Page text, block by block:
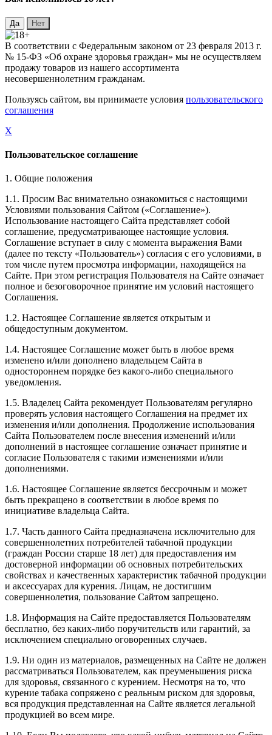
В соответствии с Федеральным законом от 23 февраля 2013 г.
№ 15-ФЗ «Об охране здоровья граждан» мы не осуществляем
продажу товаров из нашего ассортимента
несовершеннолетним гражданам.
Пользуясь сайтом, вы принимаете условия пользовательского
соглашения
X
Пользовательское соглашение
1. Общие положения
1.1. Просим Вас внимательно ознакомиться с настоящими
Условиями пользования Сайтом («Соглашение»).
Использование настоящего Сайта представляет собой
соглашение, предусматривающее настоящие условия.
Соглашение вступает в силу с момента выражения Вами
(далее по тексту «Пользователь») согласия с его условиями, в
том числе путем просмотра информации, находящейся на
Сайте. При этом регистрация Пользователя на Сайте означает
полное и безоговорочное принятие им условий настоящего
Соглашения.
1.2. Настоящее Соглашение является открытым и
общедоступным документом.
1.4. Настоящее Соглашение может быть в любое время
изменено и/или дополнено владельцем Сайта в
одностороннем порядке без какого-либо специального
уведомления.
1.5. Владелец Сайта рекомендует Пользователям регулярно
проверять условия настоящего Соглашения на предмет их
изменения и/или дополнения. Продолжение использования
Сайта Пользователем после внесения изменений и/или
дополнений в настоящее соглашение означает принятие и
согласие Пользователя с такими изменениями и/или
дополнениями.
1.6. Настоящее Соглашение является бессрочным и может
быть прекращено в соответствии в любое время по
инициативе владельца Сайта.
1.7. Часть данного Сайта предназначена исключительно для
совершеннолетних потребителей табачной продукции
(граждан России старше 18 лет) для предоставления им
достоверной информации об основных потребительских
свойствах и качественных характеристик табачной продукции
и аксессуарах для курения. Лицам, не достигшим
совершеннолетия, пользование Сайтом запрещено.
1.8. Информация на Сайте предоставляется Пользователям
бесплатно, без каких-либо поручительств или гарантий, за
исключением специально оговоренных случаев.
1.9. Ни один из материалов, размещенных на Сайте не должен
рассматриваться Пользователем, как преуменьшения риска
для здоровья, связанного с курением. Несмотря на то, что
курение табака сопряжено с реальным риском для здоровья,
вся продукция представленная на Сайте является легальной
продукцией во всем мире.